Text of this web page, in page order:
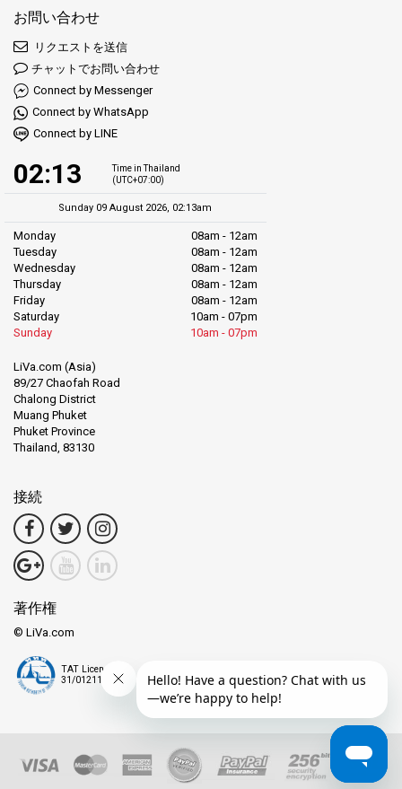
お問い合わせ
リクエストを送信
チャットでお問い合わせ
Connect by Messenger
Connect by WhatsApp
Connect by LINE
02:13
Time in Thailand
(UTC+07:00)
Sunday 09 August 2026, 02:13am
Monday
08am - 12am
Tuesday
08am - 12am
Wednesday
08am - 12am
Thursday
08am - 12am
Friday
08am - 12am
Saturday
10am - 07pm
Sunday
10am - 07pm
LiVa.com (Asia)
89/27 Chaofah Road
Chalong District
Muang Phuket
Phuket Province
Thailand, 83130
接続
著作権
© LiVa.com
TAT License
31/01211